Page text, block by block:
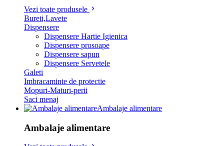
Vezi toate produsele
Bureti,Lavete
Dispensere
Dispensere Hartie Igienica
Dispensere prosoape
Dispensere sapun
Dispensere Servetele
Galeti
Imbracaminte de protectie
Mopuri-Maturi-perii
Saci menaj
Ambalaje alimentare
Ambalaje alimentare